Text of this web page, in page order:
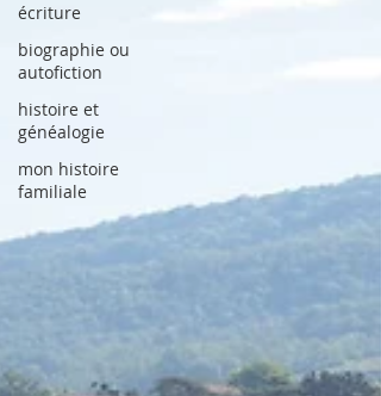
écriture
biographie ou
autofiction
histoire et
généalogie
mon histoire
familiale